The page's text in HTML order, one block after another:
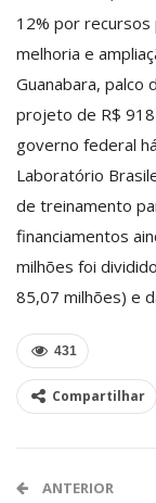
12% por recursos
melhoria e
Guanabara, palco
projeto de R$
governo federal
Laboratório
de treinamento
financiamentos
milhões foi
85,07 milhões) e
431
Compartilhar
ANTERIOR